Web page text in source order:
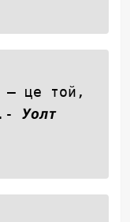
— це той,
Уолт